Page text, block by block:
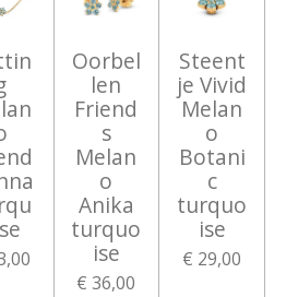
Oorbel
len
Friend
s
Melan
o
Anika
turquo
ise
€ 36,00
Steent
je Vivid
Melan
o
Botani
c
turquo
ise
€ 29,00